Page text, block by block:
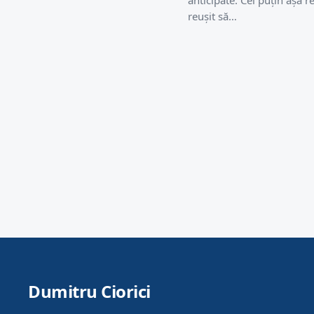
reușit să…
Dumitru Ciorici